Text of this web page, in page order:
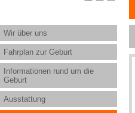
Wir über uns
Fahrplan zur Geburt
Informationen rund um die
Geburt
Ausstattung